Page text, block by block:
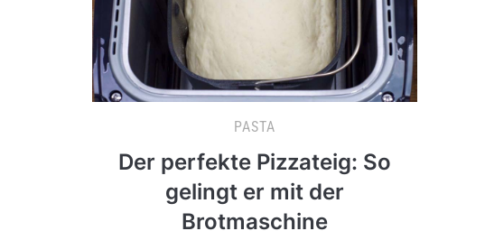
PASTA
Der perfekte Pizzateig: So
gelingt er mit der
Brotmaschine